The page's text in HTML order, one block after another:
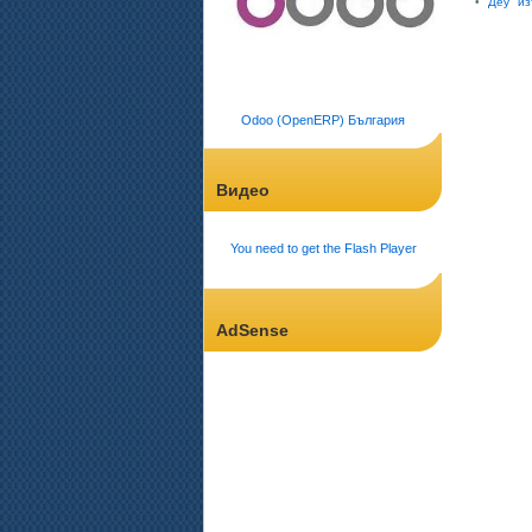
Odoo (OpenERP) България
Видео
You need to get the Flash Player
AdSense